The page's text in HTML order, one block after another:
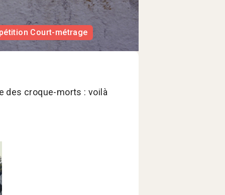
Court-métrage
des croque-morts : voilà